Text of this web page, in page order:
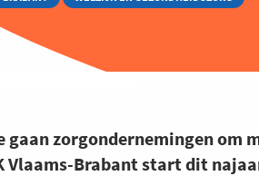
gaan zorgondernemingen om
Vlaams-Brabant start dit